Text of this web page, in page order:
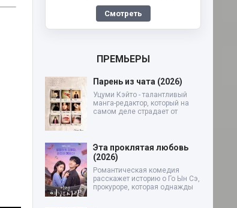
Смотреть
ПРЕМЬЕРЫ
Парень из чата (2026)
Уцуми Кэйто - талантливый
манга-редактор, который на
самом деле страдает от
Эта проклятая любовь
(2026)
Романтическая комедия
расскажет историю о Го Ын Сэ,
прокуроре, которая однажды